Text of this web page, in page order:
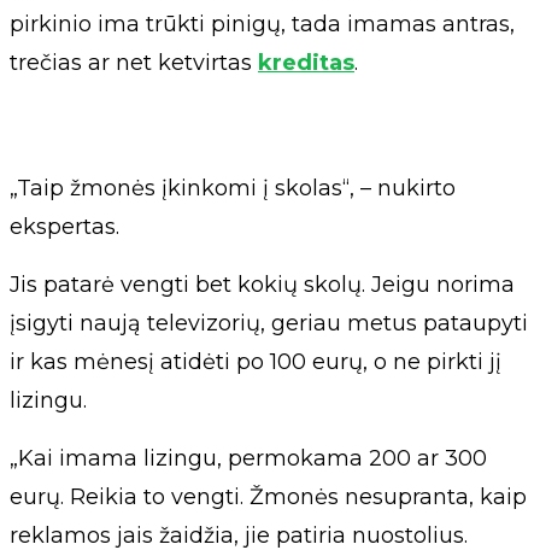
pirkinio ima trūkti pinigų, tada imamas antras,
trečias ar net ketvirtas kreditas.
„Taip žmonės įkinkomi į skolas“, – nukirto
ekspertas.
Jis patarė vengti bet kokių skolų. Jeigu norima
įsigyti naują televizorių, geriau metus pataupyti
ir kas mėnesį atidėti po 100 eurų, o ne pirkti jį
lizingu.
„Kai imama lizingu, permokama 200 ar 300
eurų. Reikia to vengti. Žmonės nesupranta, kaip
reklamos jais žaidžia, jie patiria nuostolius.